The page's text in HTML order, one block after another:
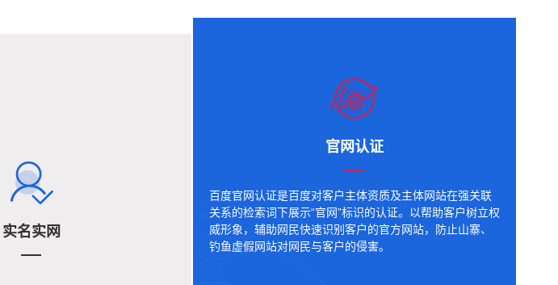
实名实网
官网认证
百度官网认证是百度对客户主体资质及主体网站在强关联
关系的检索词下展示“官网”标识的认证。以帮助客户树立权
威形象，辅助网民快速识别客户的官方网站，防止山寨、
钓鱼虚假网站对网民与客户的侵害。